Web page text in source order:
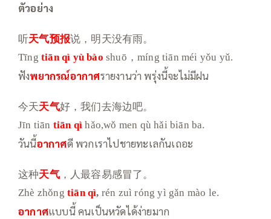
ตัวอย่าง
听天气预报说，明天没有雨。
Tīng tiān qì yù bào shuō，míng tiān méi yǒu yǔ.
ฟังพยากรณ์อากาศรายงานว่า พรุ่งนี้จะไม่มีฝน
今天天气好，我们去海边吧。
Jīn tiān tiān qì hǎo,wǒ men qù hǎi biān ba.
วันนี้อากาศดี พวกเราไปชายทะเลกันเถอะ
这种天气，人最容易感冒了。
Zhè zhǒng tiān qì, rén zuì róng yì gǎn mào le.
อากาศแบบนี้ คนเป็นหวัดได้ง่ายมาก